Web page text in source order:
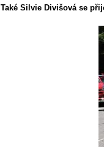
Také Silvie Divišová se